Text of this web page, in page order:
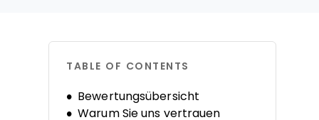
TABLE OF CONTENTS
Bewertungsübersicht
Warum Sie uns vertrauen